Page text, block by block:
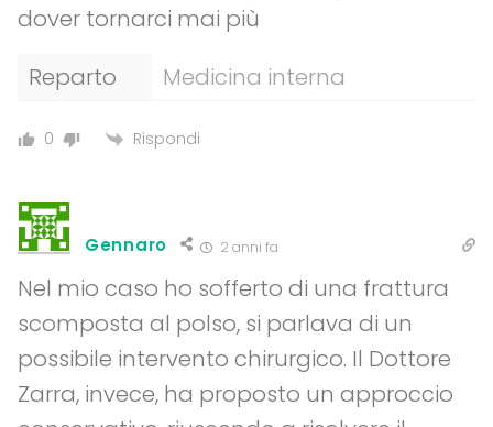
dover tornarci mai più
Reparto
Medicina interna
0 Rispondi
Gennaro 2 anni fa
Nel mio caso ho sofferto di una frattura
scomposta al polso, si parlava di un
possibile intervento chirurgico. Il Dottore
Zarra, invece, ha proposto un approccio